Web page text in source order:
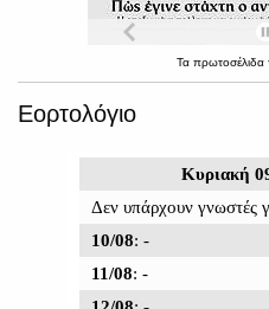
Τα πρωτοσέλιδα
Εορτολόγιο